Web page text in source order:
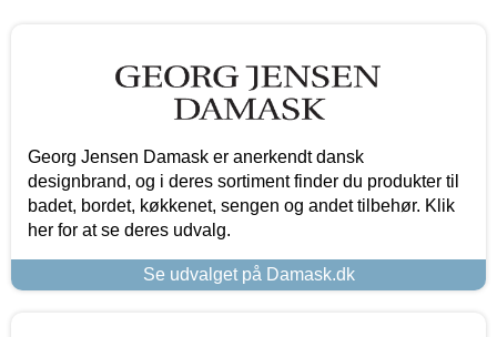
Georg Jensen Damask er anerkendt dansk
designbrand, og i deres sortiment finder du produkter til
badet, bordet, køkkenet, sengen og andet tilbehør. Klik
her for at se deres udvalg.
Se udvalget på Damask.dk